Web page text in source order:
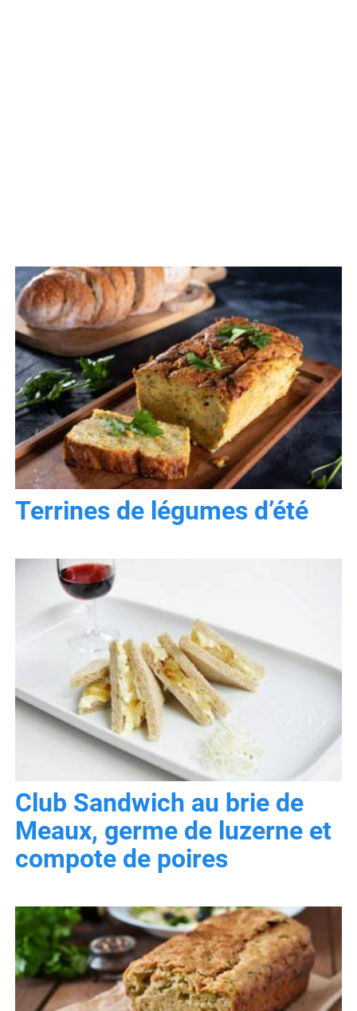
Terrines de légumes d’été
Club Sandwich au brie de
Meaux, germe de luzerne et
compote de poires